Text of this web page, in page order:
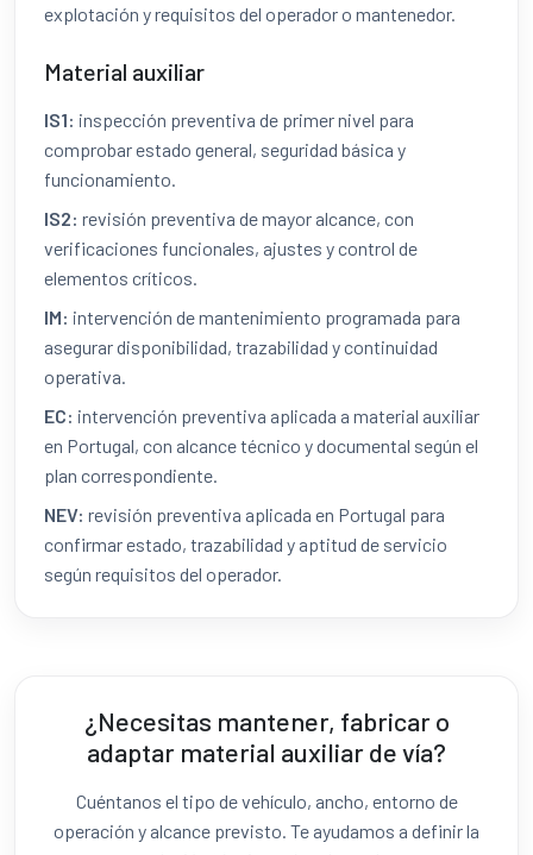
explotación y requisitos del operador o mantenedor.
Material auxiliar
IS1: inspección preventiva de primer nivel para
comprobar estado general, seguridad básica y
funcionamiento.
IS2: revisión preventiva de mayor alcance, con
verificaciones funcionales, ajustes y control de
elementos críticos.
IM: intervención de mantenimiento programada para
asegurar disponibilidad, trazabilidad y continuidad
operativa.
EC: intervención preventiva aplicada a material auxiliar
en Portugal, con alcance técnico y documental según el
plan correspondiente.
NEV: revisión preventiva aplicada en Portugal para
confirmar estado, trazabilidad y aptitud de servicio
según requisitos del operador.
¿Necesitas mantener, fabricar o
adaptar material auxiliar de vía?
Cuéntanos el tipo de vehículo, ancho, entorno de
operación y alcance previsto. Te ayudamos a definir la